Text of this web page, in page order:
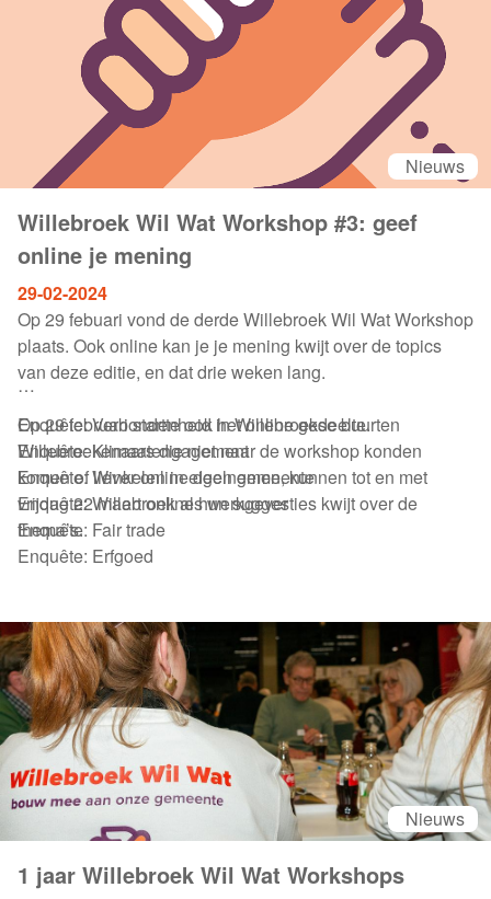
“gewone”, alfabetisch gerangschikte rekken kan. Voor elk
wat wils dus!
Nieuws
Willebroek Wil Wat Workshop #3: geef
online je mening
29-02-2024
Op 29 febuari vond de derde Willebroek Wil Wat Workshop
plaats. Ook online kan je je mening kwijt over de topics
van deze editie, en dat drie weken lang.
Op 29 februari startte ook het online gedeelte.
Willebroekenaars die niet naar de workshop konden
komen of liever online deelnemen, kunnen tot en met
vrijdag 22 maart online hun suggesties kwijt over de
thema’s.
Enquête: Verbondenheid in Willebroekse buurten
Enquête: Klimaatengagement
Enquête: Winkelen in eigen gemeente
Enquête: Willebroek als werkgever
Enquête: Fair trade
Enquête: Erfgoed
Nieuws
1 jaar Willebroek Wil Wat Workshops